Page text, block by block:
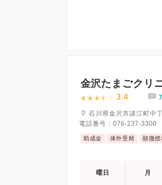
金沢たまごクリ
3.4
石川県金沢市諸江町中
電話番号： 076-237-3300
助成金 体外受精 顕微授
曜日 月